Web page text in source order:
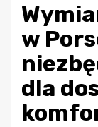
w
dla